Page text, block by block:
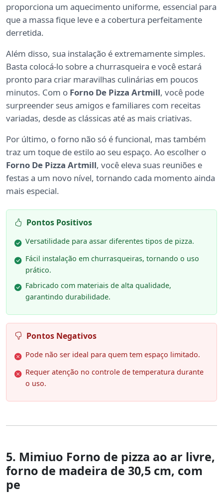
proporciona um aquecimento uniforme, essencial para
que a massa fique leve e a cobertura perfeitamente
derretida.
Além disso, sua instalação é extremamente simples.
Basta colocá-lo sobre a churrasqueira e você estará
pronto para criar maravilhas culinárias em poucos
minutos. Com o Forno De Pizza Artmill, você pode
surpreender seus amigos e familiares com receitas
variadas, desde as clássicas até as mais criativas.
Por último, o forno não só é funcional, mas também
traz um toque de estilo ao seu espaço. Ao escolher o
Forno De Pizza Artmill, você eleva suas reuniões e
festas a um novo nível, tornando cada momento ainda
mais especial.
Pontos Positivos
Versatilidade para assar diferentes tipos de pizza.
Fácil instalação em churrasqueiras, tornando o uso
prático.
Fabricado com materiais de alta qualidade,
garantindo durabilidade.
Pontos Negativos
Pode não ser ideal para quem tem espaço limitado.
Requer atenção no controle de temperatura durante
o uso.
5. Mimiuo Forno de pizza ao ar livre,
forno de madeira de 30,5 cm, com
pe